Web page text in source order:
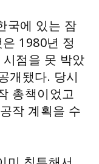
국에 있는 잠
1980년 정
점을 못 박았
개됐다. 당시
총책이었고
작 계획을 수